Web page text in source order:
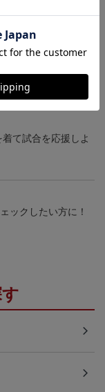
て試合を応援しよ
ックしたい方に！